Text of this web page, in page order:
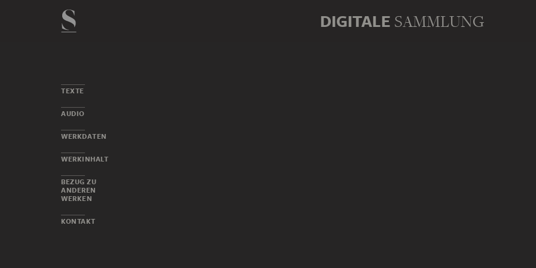
DIGITALE SAMMLUNG
TEXTE
AUDIO
WERKDATEN
WERKINHALT
BEZUG ZU
ANDEREN
WERKEN
KONTAKT